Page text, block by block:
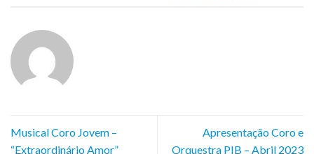
Musical Coro Jovem –
“Extraordinário Amor”
Apresentação Coro e
Orquestra PIB – Abril 2023